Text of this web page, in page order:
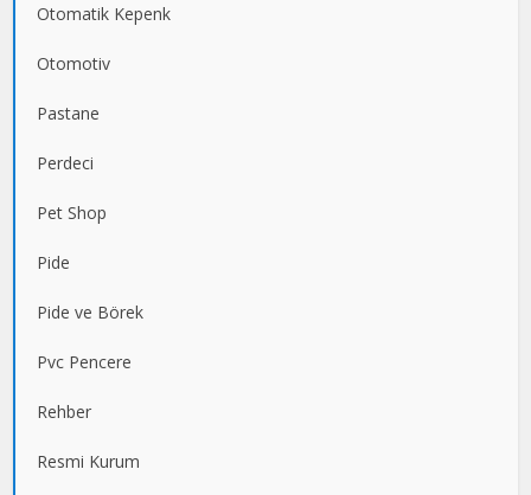
Otomatik Kepenk
Otomotiv
Pastane
Perdeci
Pet Shop
Pide
Pide ve Börek
Pvc Pencere
Rehber
Resmi Kurum